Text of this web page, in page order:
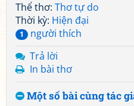
Thể thơ: Thơ tự do
Thời kỳ: Hiện đại
1
người thích
Trả lời
In bài thơ
Một số bài cùng tác